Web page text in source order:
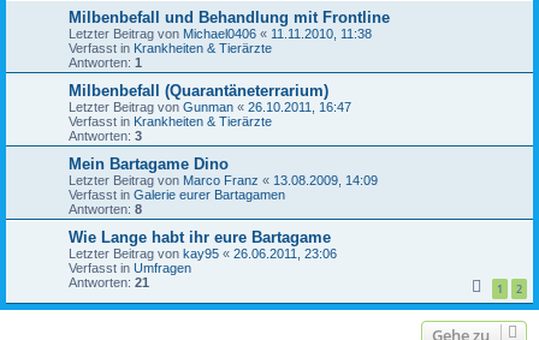
Milbenbefall und Behandlung mit Frontline
Letzter Beitrag von Michael0406 « 11.11.2010, 11:38
Verfasst in Krankheiten & Tierärzte
Antworten: 1
Milbenbefall (Quarantäneterrarium)
Letzter Beitrag von Gunman « 26.10.2011, 16:47
Verfasst in Krankheiten & Tierärzte
Antworten: 3
Mein Bartagame Dino
Letzter Beitrag von Marco Franz « 13.08.2009, 14:09
Verfasst in Galerie eurer Bartagamen
Antworten: 8
Wie Lange habt ihr eure Bartagame
Letzter Beitrag von kay95 « 26.06.2011, 23:06
Verfasst in Umfragen
Antworten: 21 1 2
Gehe zu